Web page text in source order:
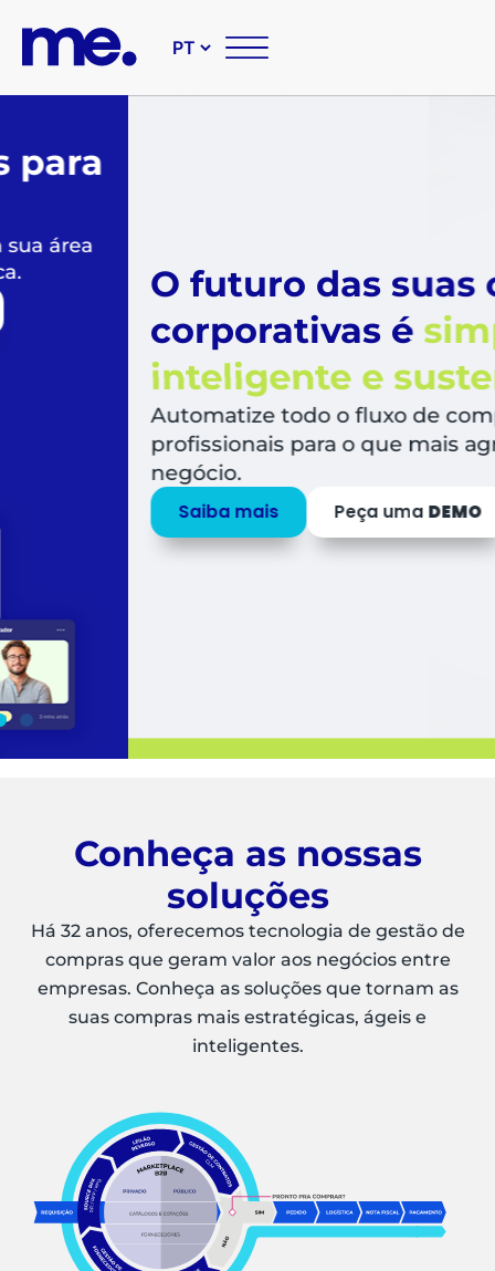
O futuro das suas
corporativas ésimples,
inteligente e sustentável
Automatize todo o fluxo de compras,
profissionais para o que mais agrega valor
Peça uma DEMO
Conheça as nossas
soluções
Há 32 anos, oferecemos tecnologia de gestão de
compras que geram valor aos negócios entre
empresas. Conheça as soluções que tornam as
suas compras mais estratégicas, ágeis e
inteligentes.